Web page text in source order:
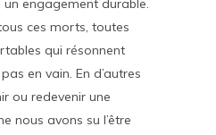
engagement durable.
ces morts, toutes
qui résonnent
en vain. En d’autres
ou redevenir une
nous avons su l’être